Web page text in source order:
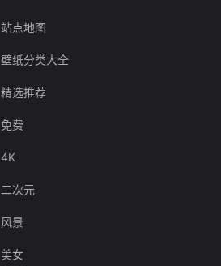
站点地图
壁纸分类大全
精选推荐
免费
4K
二次元
风景
美女